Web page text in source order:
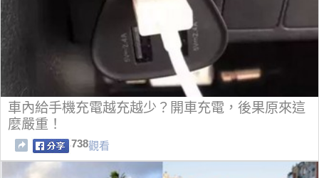
車內給手機充電越充越少？開車充電，後果原來這
麼嚴重！
738觀看